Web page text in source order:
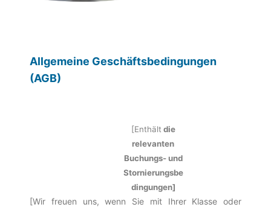
Allgemeine Geschäftsbedingungen
(AGB)
[Enthältdie
relevanten
Buchungs- und
Stornierungsbe
dingungen]
[Wir freuen uns, wenn Sie mit Ihrer Klasse oder